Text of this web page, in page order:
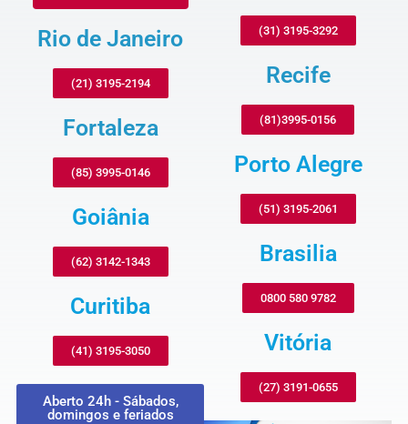
Rio de Janeiro
(21) 3195-2194
Fortaleza
(85) 3995-0146
Goiânia
(62) 3142-1343
Curitiba
(41) 3195-3050
Aberto 24h - Sábados,
domingos e feriados
(31) 3195-3292
Recife
(81)3995-0156
Porto Alegre
(51) 3195-2061
Brasilia
0800 580 9782
Vitória
(27) 3191-0655